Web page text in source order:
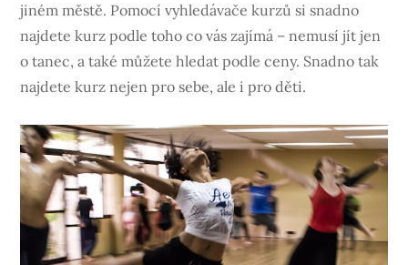
jiném městě. Pomocí vyhledávače kurzů si snadno
najdete kurz podle toho co vás zajímá – nemusí jít jen
o tanec, a také můžete hledat podle ceny. Snadno tak
najdete kurz nejen pro sebe, ale i pro děti.